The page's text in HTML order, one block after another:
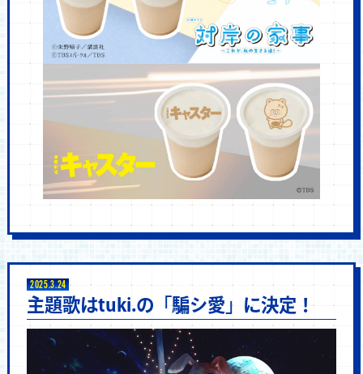
2025.3.24
主題歌はtuki.の「騙シ愛」に決定！